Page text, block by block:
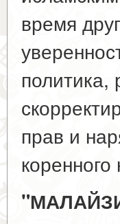
время
прав и